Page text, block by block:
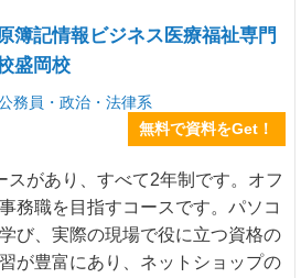
簿記情報ビジネス医療福祉専門
盛岡校
務員・政治・法律系
無料で資料をGet！
スがあり、すべて2年制です。オフ
務職を目指すコースです。パソコ
び、実際の現場で役に立つ資格の
が豊富にあり、ネットショップの